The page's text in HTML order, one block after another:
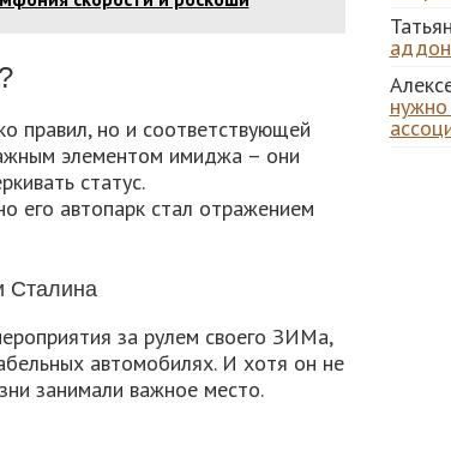
правил, но и соответствующей
элементом имиджа – они
статус.
его автопарк стал отражением
Сталина
за рулем своего ЗИМа,
автомобилях. И хотя он не
занимали важное место.
нужно